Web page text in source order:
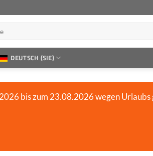
DEUTSCH (SIE)
bis zum 23.08.2026 wegen